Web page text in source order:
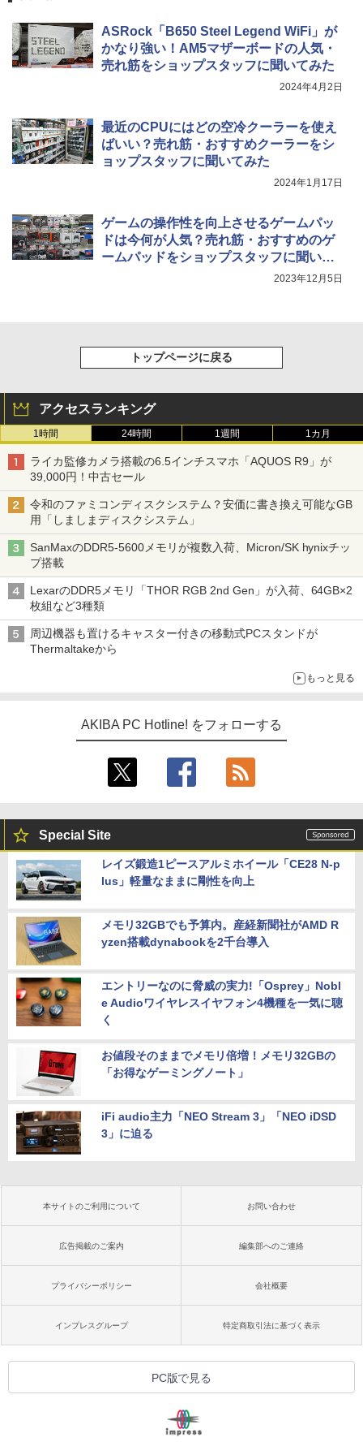
ASRock「B650 Steel Legend WiFi」が
かなり強い！AM5マザーボードの人気・
売れ筋をショップスタッフに聞いてみた
2024年4月2日
最近のCPUにはどの空冷クーラーを使え
ばいい？売れ筋・おすすめクーラーをシ
ョップスタッフに聞いてみた
2024年1月17日
ゲームの操作性を向上させるゲームパッ
ドは今何が人気？売れ筋・おすすめのゲ
ームパッドをショップスタッフに聞いて
2023年12月5日
トップページに戻る
アクセスランキング
1時間 24時間 1週間 1カ月
ライカ監修カメラ搭載の6.5インチスマホ「AQUOS R9」が
39,000円！中古セール
令和のファミコンディスクシステム？安価に書き換え可能なGB
用「しましまディスクシステム」
SanMaxのDDR5-5600メモリが複数入荷、Micron/SK hynixチッ
プ搭載
LexarのDDR5メモリ「THOR RGB 2nd Gen」が入荷、64GB×2
枚組など3種類
周辺機器も置けるキャスター付きの移動式PCスタンドが
Thermaltakeから
もっと見る
AKIBA PC Hotline! をフォローする
Special Site
レイズ鍛造1ピースアルミホイール「CE28 N-p
lus」軽量なままに剛性を向上
メモリ32GBでも予算内。産経新聞社がAMD R
yzen搭載dynabookを2千台導入
エントリーなのに脅威の実力!「Osprey」Nobl
e Audioワイヤレスイヤフォン4機種を一気に聴
く
お値段そのままでメモリ倍増！メモリ32GBの
「お得なゲーミングノート」
iFi audio主力「NEO Stream 3」「NEO iDSD
3」に迫る
本サイトのご利用について お問い合わせ
広告掲載のご案内 編集部へのご連絡
プライバシーポリシー 会社概要
インプレスグループ 特定商取引法に基づく表示
PC版で見る